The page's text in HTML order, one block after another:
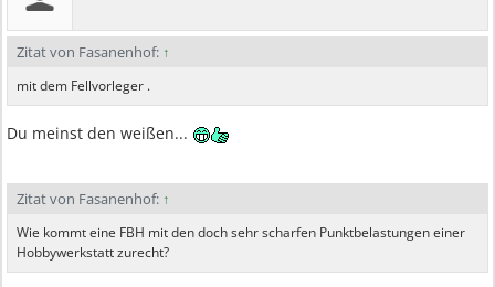
Zitat von Fasanenhof: ↑
mit dem Fellvorleger .
Du meinst den weißen...
Zitat von Fasanenhof: ↑
Wie kommt eine FBH mit den doch sehr scharfen Punktbelastungen einer
Hobbywerkstatt zurecht?